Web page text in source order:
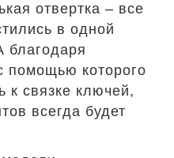
отвертка – все
в одной
благодаря
помощью которого
к связке ключей,
всегда будет